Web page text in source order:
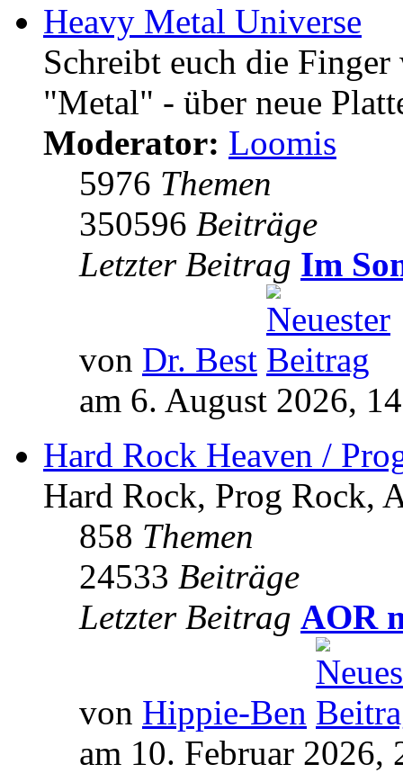
Heavy Metal Universe
Schreibt euch die
"Metal" - über neue
Moderator: Loomis
5976 Themen
350596 Beiträge
Letzter Beitrag Im
von Dr. Best
am 6. August 2026,
Hard Rock Heaven /
Hard Rock, Prog Rock,
858 Themen
24533 Beiträge
Letzter Beitrag AOR
von Hippie-Ben
am 10. Februar 2026,